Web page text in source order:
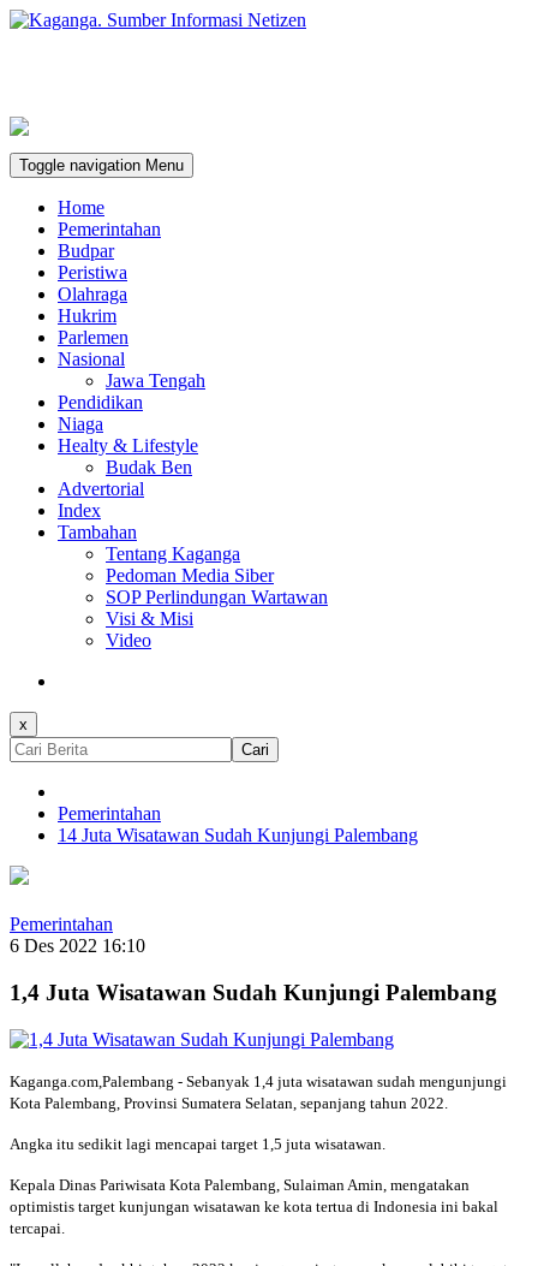
Toggle navigation Menu
Home
Pemerintahan
Budpar
Peristiwa
Olahraga
Hukrim
Parlemen
Nasional
Jawa Tengah
Pendidikan
Niaga
Healty & Lifestyle
Budak Ben
Advertorial
Index
Tambahan
Tentang Kaganga
Pedoman Media Siber
SOP Perlindungan Wartawan
Visi & Misi
Video
x
Cari
Pemerintahan
14 Juta Wisatawan Sudah Kunjungi Palembang
Pemerintahan
6 Des 2022 16:10
1,4 Juta Wisatawan Sudah Kunjungi Palembang
Kaganga.com,Palembang - Sebanyak 1,4 juta wisatawan sudah mengunjungi
Kota Palembang, Provinsi Sumatera Selatan, sepanjang tahun 2022.
Angka itu sedikit lagi mencapai target 1,5 juta wisatawan.
Kepala Dinas Pariwisata Kota Palembang, Sulaiman Amin, mengatakan
optimistis target kunjungan wisatawan ke kota tertua di Indonesia ini bakal
tercapai.